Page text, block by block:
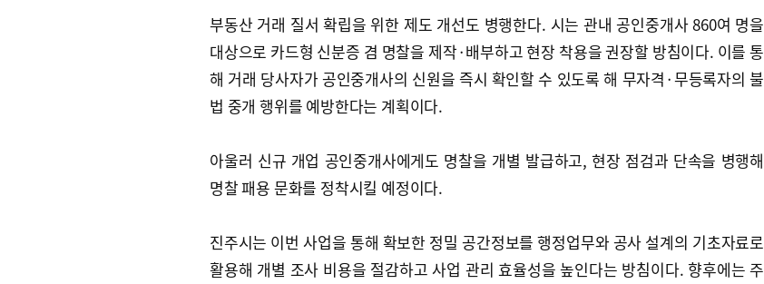
부동산 거래 질서 확립을 위한 제도 개선도 병행한다. 시는 관내 공인중개사 860여 명을
대상으로 카드형 신분증 겸 명찰을 제작·배부하고 현장 착용을 권장할 방침이다. 이를 통
해 거래 당사자가 공인중개사의 신원을 즉시 확인할 수 있도록 해 무자격·무등록자의 불
법 중개 행위를 예방한다는 계획이다.
아울러 신규 개업 공인중개사에게도 명찰을 개별 발급하고, 현장 점검과 단속을 병행해
명찰 패용 문화를 정착시킬 예정이다.
진주시는 이번 사업을 통해 확보한 정밀 공간정보를 행정업무와 공사 설계의 기초자료로
활용해 개별 조사 비용을 절감하고 사업 관리 효율성을 높인다는 방침이다. 향후에는 주